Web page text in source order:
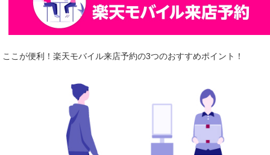
ここが便利！楽天モバイル来店予約の3つのおすすめポイント！